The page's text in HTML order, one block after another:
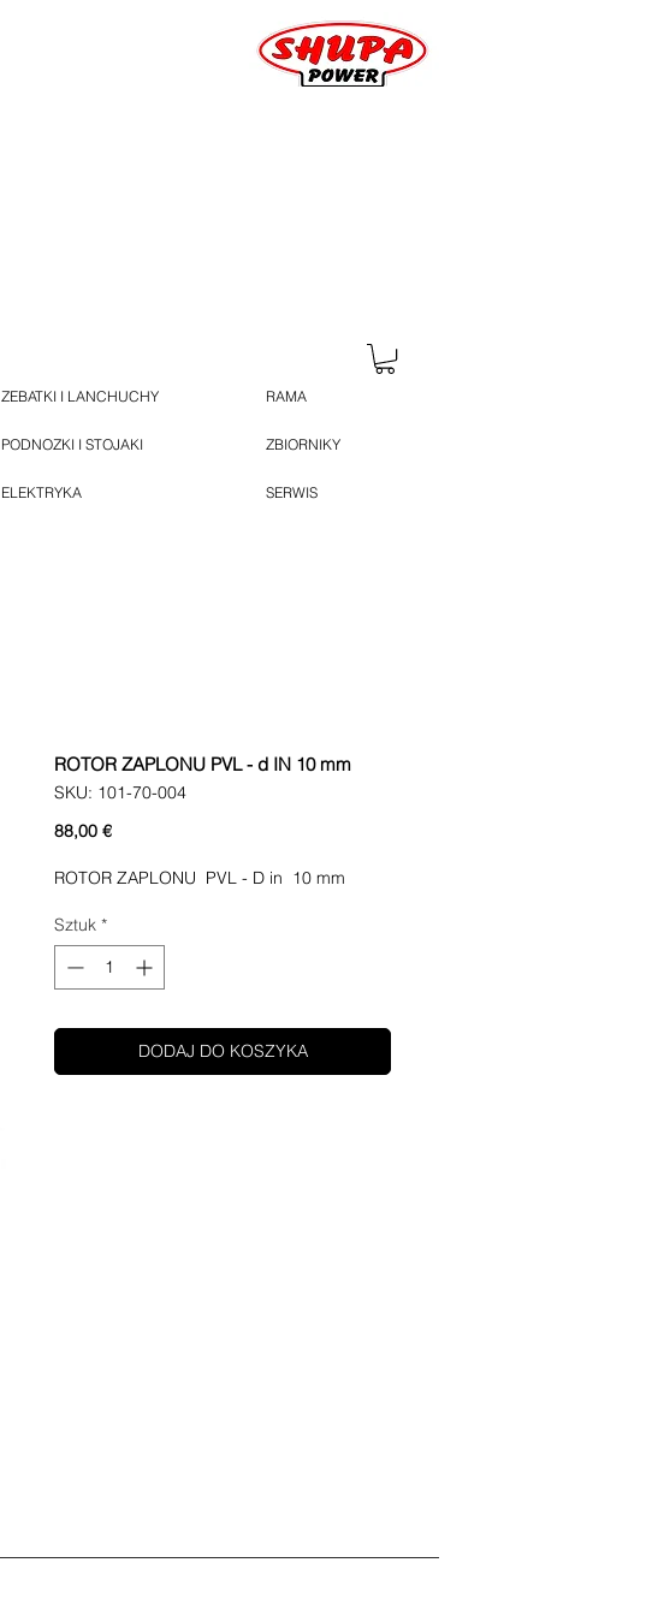
ZEBATKI I LANCHUCHY
PODNOZKI I STOJAKI
ELEKTRYKA
RAMA
ZBIORNIKY
SERWIS
ROTOR ZAPLONU PVL - d IN 10 mm
SKU: 101-70-004
88,00 €Cena
ROTOR ZAPLONU PVL - D in 10 mm
Sztuk *
DODAJ DO KOSZYKA